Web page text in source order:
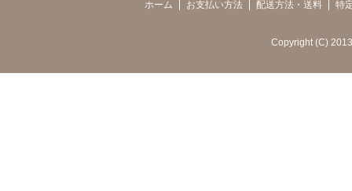
ホーム お支払い方法 配送方法・送料 特
Copyright (C)